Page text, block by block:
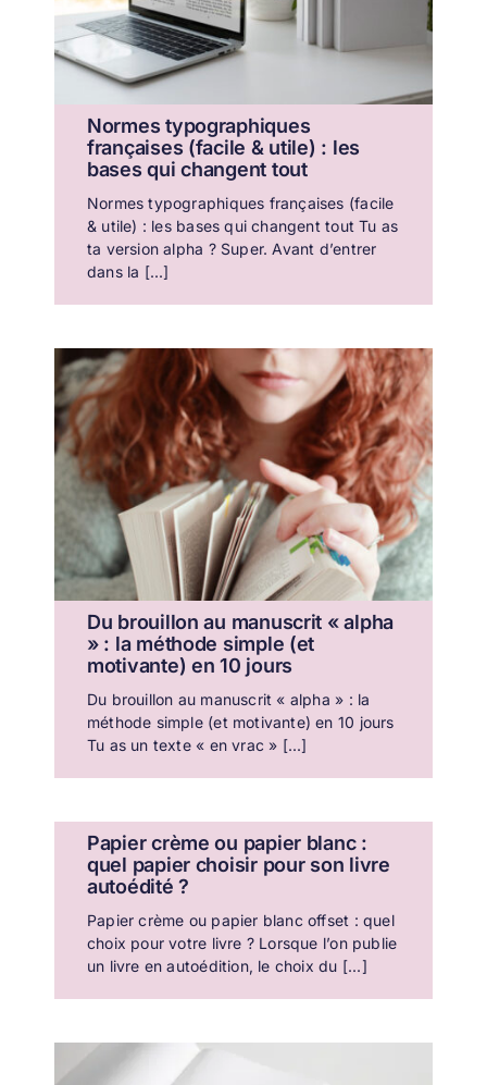
Normes typographiques
françaises (facile & utile) : les
bases qui changent tout
Normes typographiques françaises (facile
& utile) : les bases qui changent tout Tu as
ta version alpha ? Super. Avant d’entrer
dans la [...]
Du brouillon au manuscrit « alpha
» : la méthode simple (et
motivante) en 10 jours
Du brouillon au manuscrit « alpha » : la
méthode simple (et motivante) en 10 jours
Tu as un texte « en vrac » [...]
Papier crème ou papier blanc :
quel papier choisir pour son livre
autoédité ?
Papier crème ou papier blanc offset : quel
choix pour votre livre ? Lorsque l’on publie
un livre en autoédition, le choix du [...]